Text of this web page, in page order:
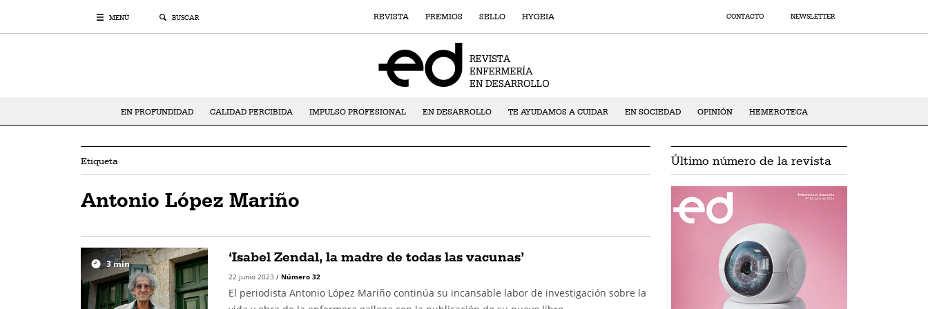
MENÚ BUSCAR REVISTA PREMIOS SELLO HYGEIA CONTACTO NEWSLETTER
EN PROFUNDIDAD CALIDAD PERCIBIDA IMPULSO PROFESIONAL EN DESARROLLO TE AYUDAMOS A CUIDAR EN SOCIEDAD OPINIÓN HEMEROTECA
Etiqueta
Antonio López Mariño
3min ‘Isabel Zendal, la madre de todas las vacunas’
22 junio 2023 / Número 32
El periodista Antonio López Mariño continúa su incansable labor de investigación sobre la
Último número de la revista